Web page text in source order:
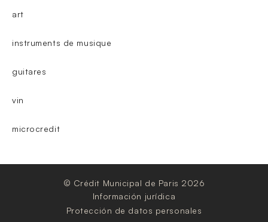
art
instruments de musique
guitares
vin
microcredit
© Crédit Municipal de Paris 2026
Información jurídica
Protección de datos personales